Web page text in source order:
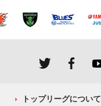
トップリーグについて